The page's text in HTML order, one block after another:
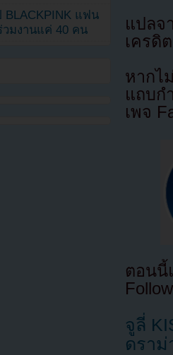
แปล
เครดิ
หากไ
แถบก
เพจ
ตอนนี้
จูลี่
ดรา
BLACKPINK แฟน
มงานแค่ 40 คน